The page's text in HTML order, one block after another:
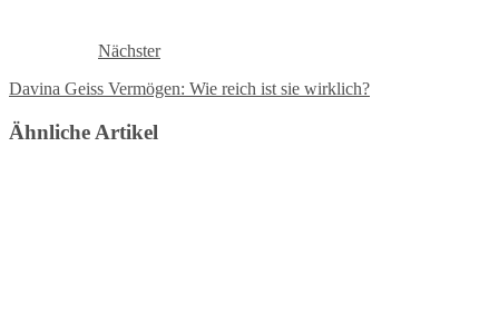
Nächster
Davina Geiss Vermögen: Wie reich ist sie wirklich?
Ähnliche Artikel